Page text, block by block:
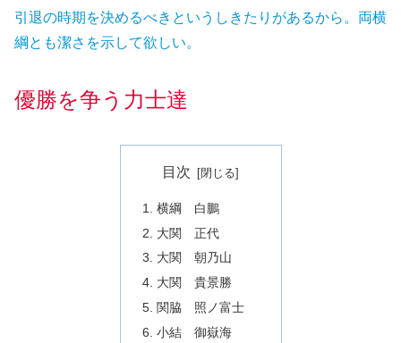
引退の時期を決めるべきというしきたりがあるから。両横
綱とも潔さを示して欲しい。
優勝を争う 力士達
目次
横綱 白鵬
大関 正代
大関 朝乃山
大関 貴景勝
関脇 照ノ富士
小結 御嶽海